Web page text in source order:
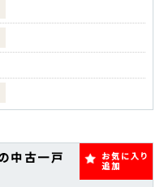
中古一戸
お気に入り
追加